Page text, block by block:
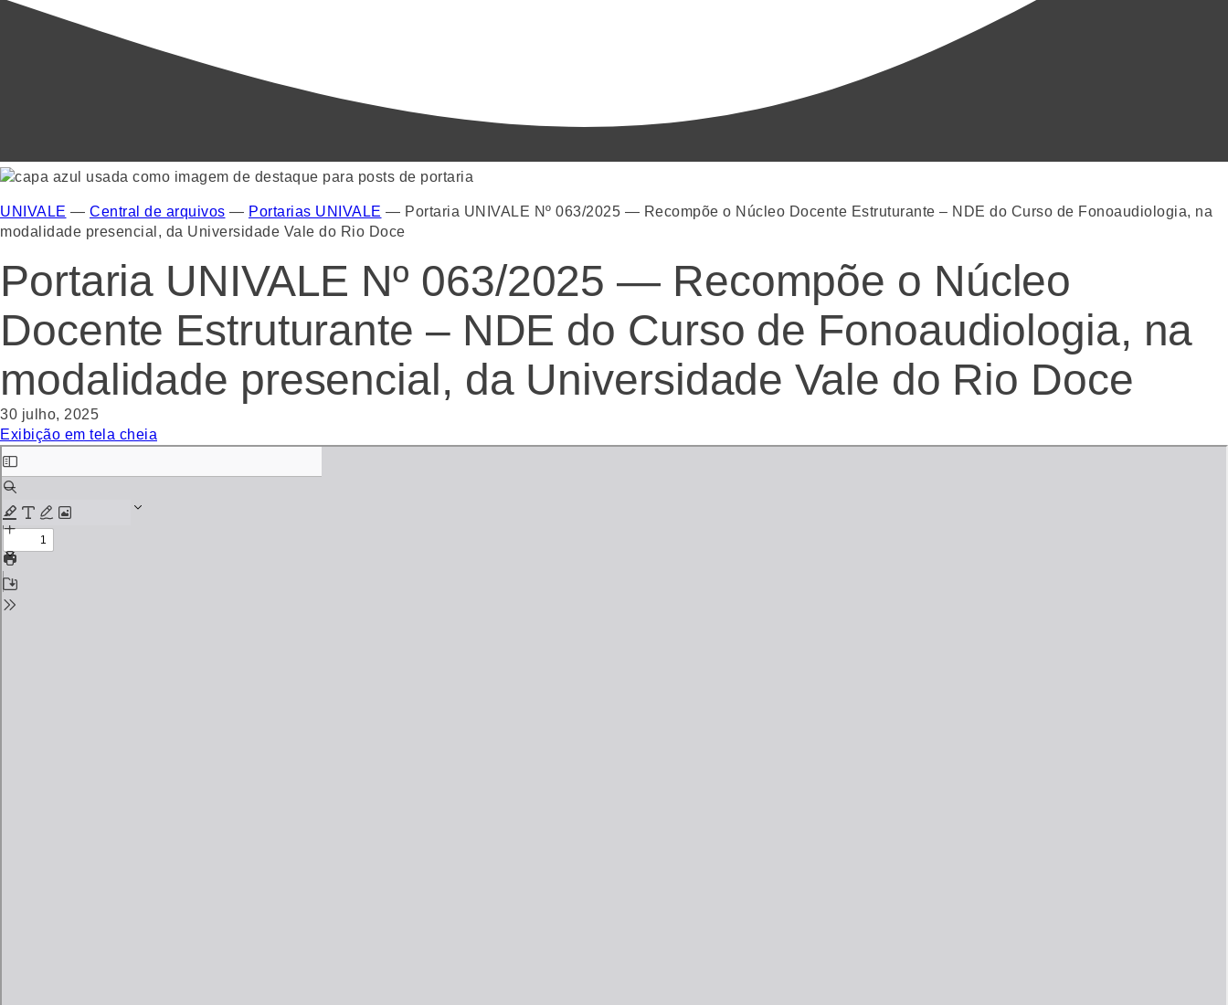
UNIVALE — Central de arquivos — Portarias UNIVALE — Portaria UNIVALE Nº 063/2025 — Recompõe o Núcleo Docente Estruturante – NDE do Curso de Fonoaudiologia, na
modalidade presencial, da Universidade Vale do Rio Doce
Portaria UNIVALE Nº 063/2025 — Recompõe o Núcleo
Docente Estruturante – NDE do Curso de Fonoaudiologia, na
modalidade presencial, da Universidade Vale do Rio Doce
30 julho, 2025
Exibição em tela cheia
Skip
to
PDF
content